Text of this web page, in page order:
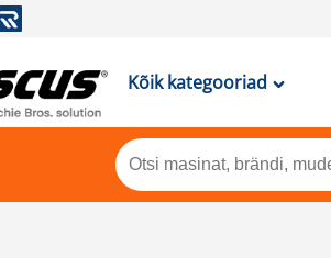
Kõik kategooriad